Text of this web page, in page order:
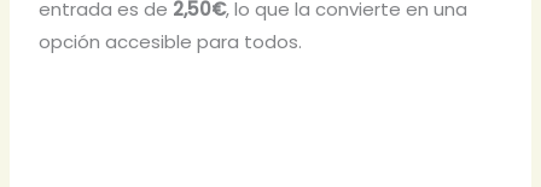
entrada es de 2,50€, lo que la convierte en una
opción accesible para todos.